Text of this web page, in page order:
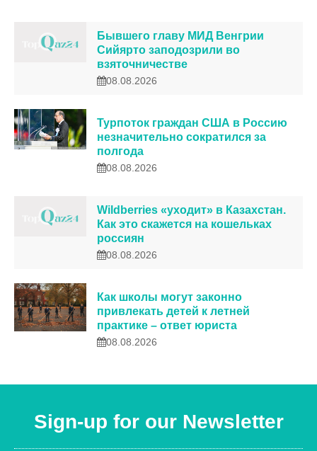
Бывшего главу МИД Венгрии
Сийярто заподозрили во
взяточничестве
08.08.2026
Турпоток граждан США в Россию
незначительно сократился за
полгода
08.08.2026
Wildberries «уходит» в Казахстан.
Как это скажется на кошельках
россиян
08.08.2026
Как школы могут законно
привлекать детей к летней
практике – ответ юриста
08.08.2026
Sign-up for our Newsletter